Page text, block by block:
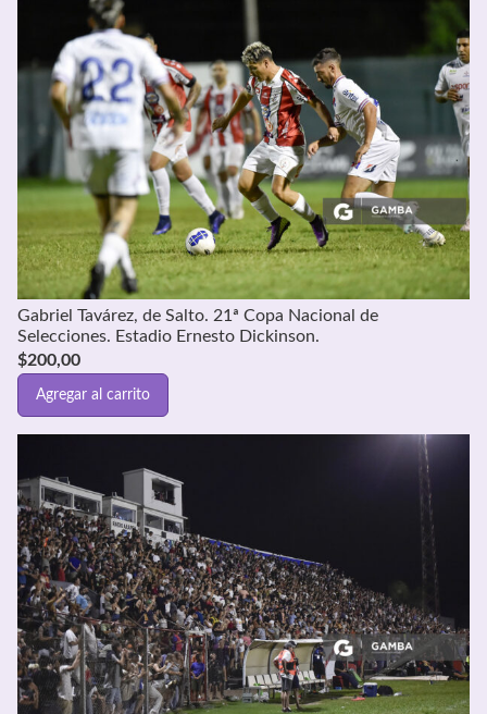
Gabriel Tavárez, de Salto. 21ª Copa Nacional de
Selecciones. Estadio Ernesto Dickinson.
$200,00
Agregar al carrito